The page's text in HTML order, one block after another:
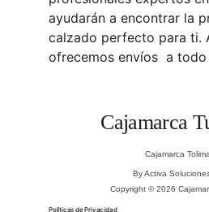
ayudarán a encontrar la
calzado perfecto para ti.
ofrecemos envíos  a todo
Políticas de Privacidad
By Activa
Copyright © 2026
Cajamarca Tolima
Cajamarca